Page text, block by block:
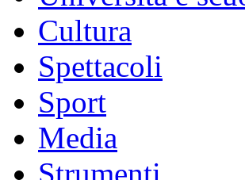
Cultura
Spettacoli
Sport
Media